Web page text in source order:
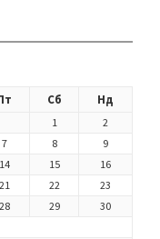
Сб Нд
1
2
7 8
9
14 15
16
21 22
23
28 29
30